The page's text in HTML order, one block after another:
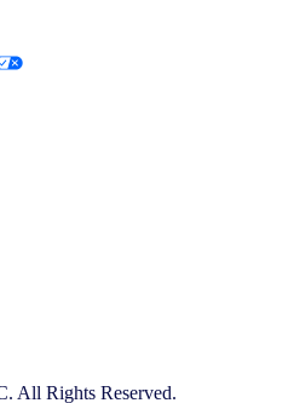
All Rights Reserved.